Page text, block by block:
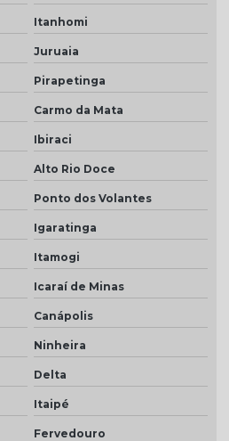
Itanhomi
Juruaia
Pirapetinga
Carmo da Mata
Ibiraci
Alto Rio Doce
Ponto dos Volantes
Igaratinga
Itamogi
Icaraí de Minas
Canápolis
Ninheira
Delta
Itaipé
Fervedouro